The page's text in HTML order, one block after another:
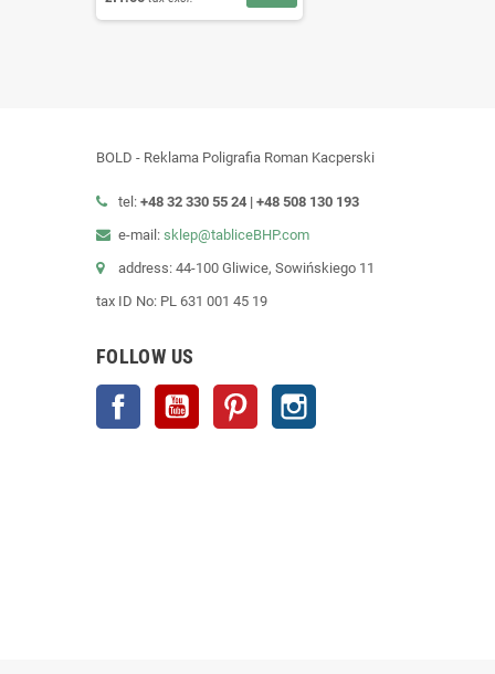
BOLD - Reklama Poligrafia Roman Kacperski
tel: +48 32 330 55 24 | +48 508 130 193
e-mail: sklep@tabliceBHP.com
address: 44-100 Gliwice, Sowińskiego 11
tax ID No: PL 631 001 45 19
FOLLOW US
Facebook YouTube Pinterest